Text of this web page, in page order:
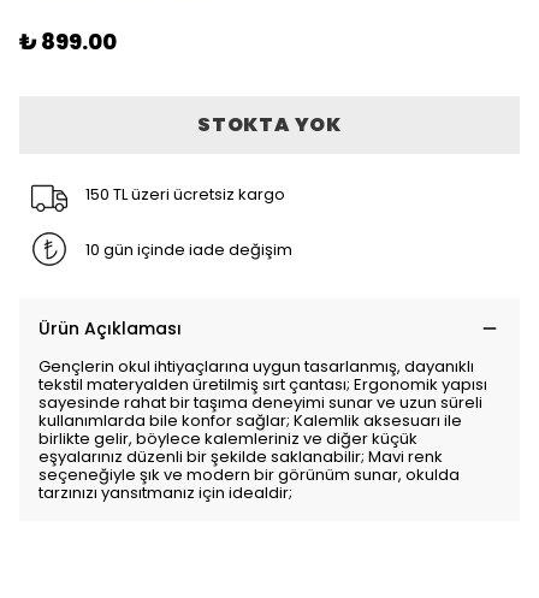
₺ 899.00
STOKTA YOK
150 TL üzeri ücretsiz kargo
10 gün içinde iade değişim
Ürün Açıklaması
Gençlerin okul ihtiyaçlarına uygun tasarlanmış, dayanıklı
tekstil materyalden üretilmiş sırt çantası; Ergonomik yapısı
sayesinde rahat bir taşıma deneyimi sunar ve uzun süreli
kullanımlarda bile konfor sağlar; Kalemlik aksesuarı ile
birlikte gelir, böylece kalemleriniz ve diğer küçük
eşyalarınız düzenli bir şekilde saklanabilir; Mavi renk
seçeneğiyle şık ve modern bir görünüm sunar, okulda
tarzınızı yansıtmanız için idealdir;